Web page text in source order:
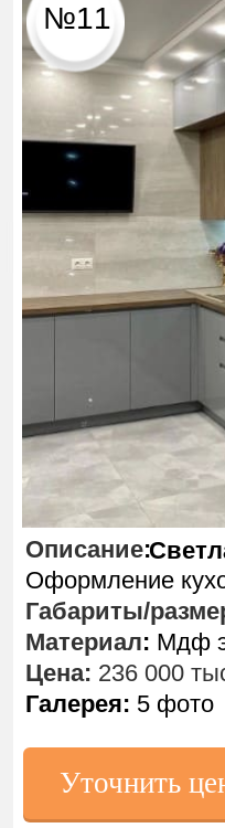
Уточнить
№11
Описание:
Оформление
Габариты/
Материал: Мдф
Цена: 236 000
Галерея: 5 фото